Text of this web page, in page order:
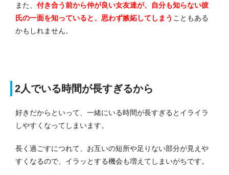
また、 付き合う前から仲が良い女友達が、自分も知らない彼
氏の一面を知っていると、思わず嫉妬してしまう こともある
かもしれません。
2人でいる時間が長すぎるから
好きだからといって、一緒にいる時間が長すぎるとイライラ
しやすくなってしまいます。
長く過ごすにつれて、お互いの短所や足りない部分が見えや
すくなるので、イラッとする機会も増えてしまいがちです。